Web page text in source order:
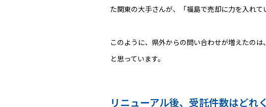
た関東の大手さんが、「福島で売却に力を入れ
このように、県外からの問い合わせが増えたの
と思っています。
リニューアル後、受託件数はどれ